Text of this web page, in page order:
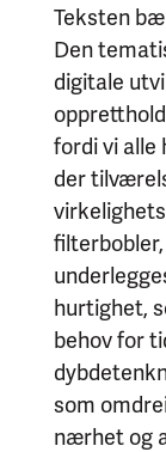
Teksten
Den
digitale
fordi vi alle
der
hurtighet,
behov for
som
nærhet og